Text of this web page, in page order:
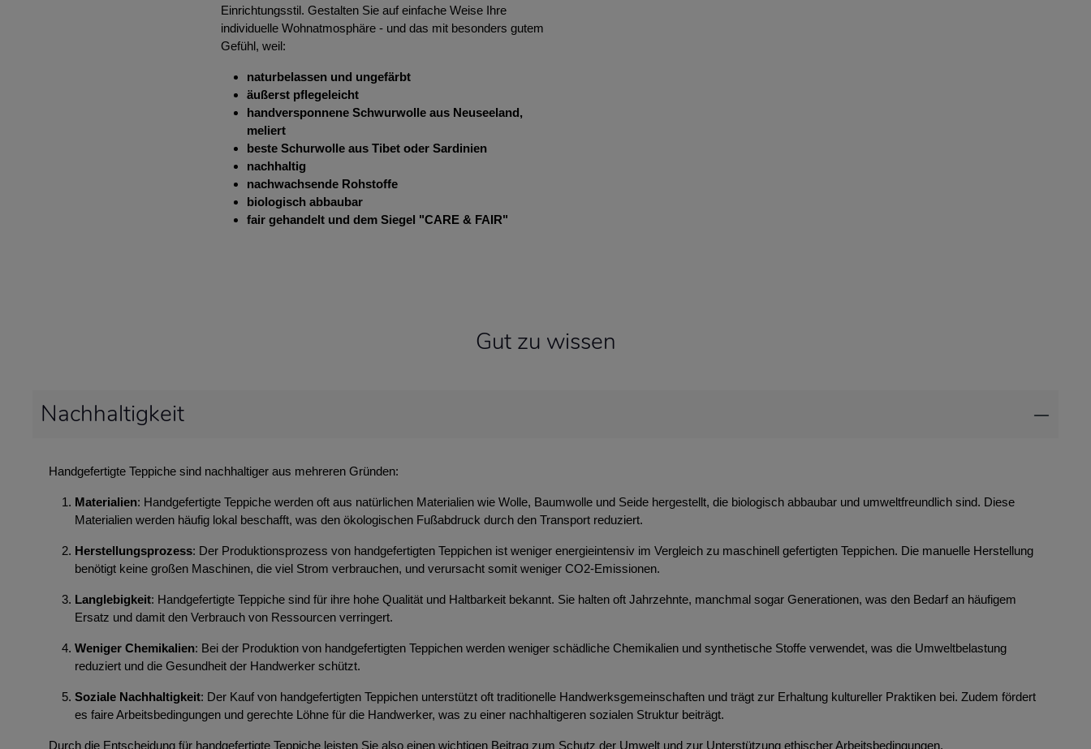
Einrichtungsstil. Gestalten Sie auf einfache Weise Ihre
individuelle Wohnatmosphäre - und das mit besonders gutem
Gefühl, weil:
naturbelassen und ungefärbt
äußerst pflegeleicht
handversponnene Schwurwolle aus Neuseeland,
meliert
beste Schurwolle aus Tibet oder Sardinien
nachhaltig
nachwachsende Rohstoffe
biologisch abbaubar
fair gehandelt und dem Siegel "CARE & FAIR"
Gut zu wissen
Nachhaltigkeit
Handgefertigte Teppiche sind nachhaltiger aus mehreren Gründen:
Materialien: Handgefertigte Teppiche werden oft aus natürlichen Materialien wie Wolle, Baumwolle und Seide hergestellt, die biologisch abbaubar und umweltfreundlich sind. Diese
Materialien werden häufig lokal beschafft, was den ökologischen Fußabdruck durch den Transport reduziert.
Herstellungsprozess: Der Produktionsprozess von handgefertigten Teppichen ist weniger energieintensiv im Vergleich zu maschinell gefertigten Teppichen. Die manuelle Herstellung
benötigt keine großen Maschinen, die viel Strom verbrauchen, und verursacht somit weniger CO2-Emissionen.
Langlebigkeit: Handgefertigte Teppiche sind für ihre hohe Qualität und Haltbarkeit bekannt. Sie halten oft Jahrzehnte, manchmal sogar Generationen, was den Bedarf an häufigem
Ersatz und damit den Verbrauch von Ressourcen verringert.
Weniger Chemikalien: Bei der Produktion von handgefertigten Teppichen werden weniger schädliche Chemikalien und synthetische Stoffe verwendet, was die Umweltbelastung
reduziert und die Gesundheit der Handwerker schützt.
Soziale Nachhaltigkeit: Der Kauf von handgefertigten Teppichen unterstützt oft traditionelle Handwerksgemeinschaften und trägt zur Erhaltung kultureller Praktiken bei. Zudem fördert
es faire Arbeitsbedingungen und gerechte Löhne für die Handwerker, was zu einer nachhaltigeren sozialen Struktur beiträgt.
Durch die Entscheidung für handgefertigte Teppiche leisten Sie also einen wichtigen Beitrag zum Schutz der Umwelt und zur Unterstützung ethischer Arbeitsbedingungen.